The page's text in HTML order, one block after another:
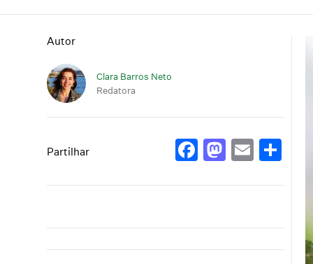
Autor
Clara Barros Neto
Redatora
Partilhar Facebook
Email